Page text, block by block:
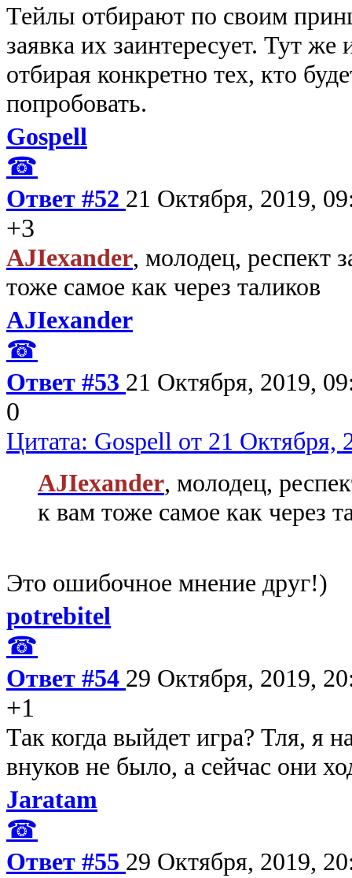
Тейлы отбирают по своим
заявка их заинтересует. Тут
отбирая конкретно тех, кто
попробовать.
Gospell
☎
Ответ #52 21 Октября, 2019,
+3
AJIexander, молодец, респект
тоже самое как через таликов
AJIexander
☎
Ответ #53 21 Октября, 2019,
0
Цитата: Gospell от 21 Октября,
AJIexander, молодец,
к вам тоже самое как через
Это ошибочное мнение друг!)
potrebitel
☎
Ответ #54 29 Октября, 2019,
+1
Так когда выйдет игра? Тля, я
внуков не было, а сейчас они
Jaratam
☎
Ответ #55 29 Октября, 2019,